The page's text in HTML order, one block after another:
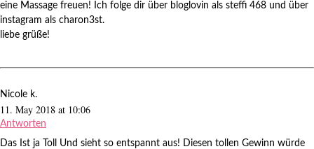
eine Massage freuen! Ich folge dir über bloglovin als steffi 468 und über
instagram als charon3st.
liebe grüße!
Nicole k.
11. May 2018 at 10:06
Antworten
Das Ist ja Toll Und sieht so entspannt aus! Diesen tollen Gewinn würde